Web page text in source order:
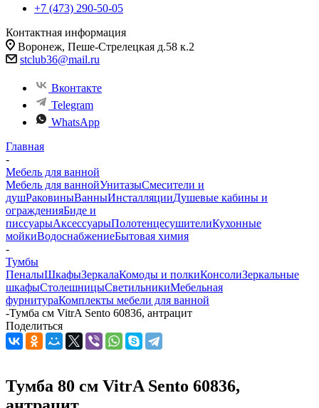
+7 (473) 290-50-05
Контактная информация
Воронеж, Пеше-Стрелецкая д.58 к.2
stclub36@mail.ru
Вконтакте
Telegram
WhatsApp
Главная
-
Мебель для ванной
Мебель для ваннойУнитазыСмесители и
душРаковиныВанныИнсталляцииДушевые кабины и
огражденияБиде и
писсуарыАксессуарыПолотенцесушителиКухонные
мойкиВодоснабжениеБытовая химия
-
Тумбы
ПеналыШкафыЗеркалаКомоды и полкиКонсолиЗеркальные
шкафыСтолешницыСветильникиМебельная
фурнитураКомплекты мебели для ванной
-Тумба см VitrA Sento 60836, антрацит
Поделиться
Тумба 80 см VitrA Sento 60836,